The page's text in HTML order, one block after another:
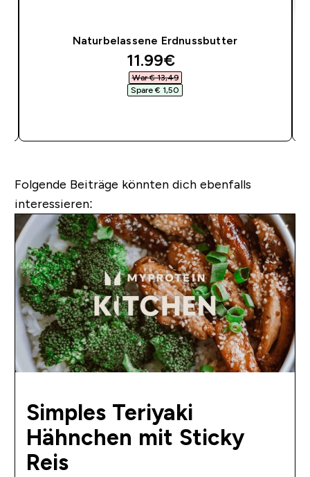
Naturbelassene Erdnussbutter
discounted price
11.99€‎
War € 13,49‎
Spare € 1,50‎
Folgende Beiträge könnten dich ebenfalls
interessieren:
Simples Teriyaki
Hähnchen mit Sticky
Reis